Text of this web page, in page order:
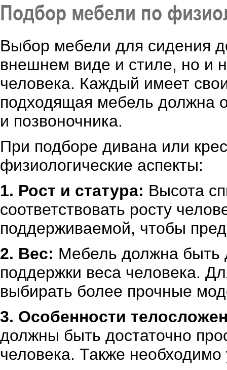
Подбор мебели по
Выбор мебели для сидения
внешнем виде и стиле, но и
человека. Каждый имеет
подходящая мебель должна
и позвоночника.
При подборе дивана или
физиологические аспекты:
1. Рост и статура: Высота
соответствовать росту
поддерживаемой, чтобы
2. Вес: Мебель должна быть
поддержки веса человека.
выбирать более прочные
3. Особенности
должны быть достаточно
человека. Также